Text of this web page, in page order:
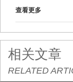
查看更多
相关文章
RELATED